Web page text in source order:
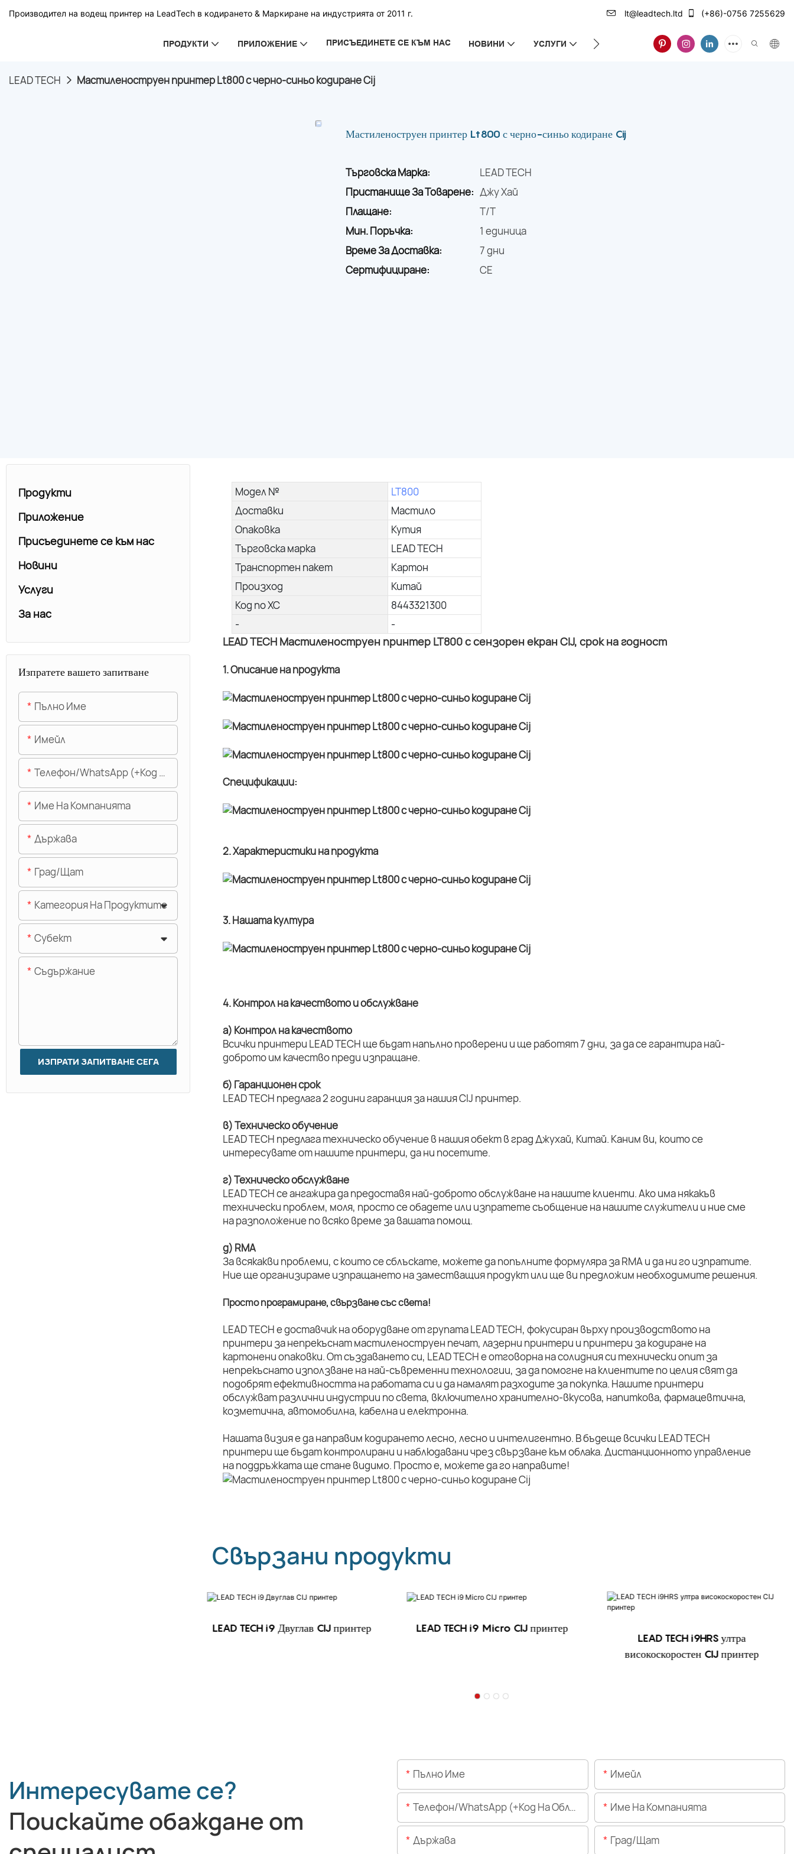
Производител на водещ принтер на LeadTech в кодирането & Маркиране на индустрията от 2011 г. lt@leadtech.ltd (+86)-0756 7255629
ПРОДУКТИ ПРИЛОЖЕНИЕ ПРИСЪЕДИНЕТЕ СЕ КЪМ НАС НОВИНИ УСЛУГИ ЗА НАС
LEAD TECH Мастиленоструен принтер Lt800 с черно-синьо кодиране Cij
Мастиленоструен принтер Lt800 с черно-синьо кодиране Cij
Търговска Марка:
LEAD TECH
Пристанище За Товарене: Джу Хай
Плащане:
T/T
Мин. Поръчка:
1 единица
Време За Доставка:
7 дни
Сертифициране:
CE
Модел №
LT800
Доставки
Мастило
Опаковка
Кутия
Търговска марка
LEAD TECH
Транспортен пакет
Картон
Произход
Китай
Код по ХС
8443321300
-
-
LEAD TECH Мастиленоструен принтер LT800 с сензорен екран CIJ, срок на годност
1. Описание на продукта
Спецификации:
2. Характеристики на продукта
3. Нашата култура
4. Контрол на качеството и обслужване
а) Контрол на качеството
Всички принтери LEAD TECH ще бъдат напълно проверени и ще работят 7 дни, за да се гарантира най-
доброто им качество преди изпращане.
б) Гаранционен срок
LEAD TECH предлага 2 години гаранция за нашия CIJ принтер.
в) Техническо обучение
LEAD TECH предлага техническо обучение в нашия обект в град Джухай, Китай. Каним ви, които се
интересувате от нашите принтери, да ни посетите.
г) Техническо обслужване
LEAD TECH се ангажира да предоставя най-доброто обслужване на нашите клиенти. Ако има някакъв
технически проблем, моля, просто се обадете или изпратете съобщение на нашите служители и ние сме
на разположение по всяко време за вашата помощ.
д) RMA
За всякакви проблеми, с които се сблъскате, можете да попълните формуляра за RMA и да ни го изпратите.
Ние ще организираме изпращането на заместващия продукт или ще ви предложим необходимите решения.
Просто програмиране, свързване със света!
LEAD TECH е доставчик на оборудване от групата LEAD TECH, фокусиран върху производството на
принтери за непрекъснат мастиленоструен печат, лазерни принтери и принтери за кодиране на
картонени опаковки. От създаването си, LEAD TECH е отговорна на солидния си технически опит за
непрекъснато използване на най-съвременни технологии, за да помогне на клиентите по целия свят да
подобрят ефективността на работата си и да намалят разходите за покупка. Нашите принтери
обслужват различни индустрии по света, включително хранително-вкусова, напиткова, фармацевтична,
козметична, автомобилна, кабелна и електронна.
Нашата визия е да направим кодирането лесно, лесно и интелигентно. В бъдеще всички LEAD TECH
принтери ще бъдат контролирани и наблюдавани чрез свързване към облака. Дистанционното управление
на поддръжката ще стане видимо. Просто е, можете да го направите!
Свързани продукти
LEAD TECH i9 Двуглав CIJ принтер
LEAD TECH i9 Micro CIJ принтер
LEAD TECH i9HRS ултра
високоскоростен CIJ принтер
Продукти
Приложение
Присъединете се към нас
Новини
Услуги
За нас
Изпратете вашето запитване
Пълно Име
Имейл
Телефон/WhatsApp (+Код На Областта)
Име На Компанията
Държава
Град/щат
Категория На Продуктите
Субект
Съдържание
ИЗПРАТИ ЗАПИТВАНЕ СЕГА
Интересувате се?
Поискайте обаждане от
Пълно Име Имейл
Телефон/WhatsApp (+Код На Областта) Име На Компанията
Държава Град/щат